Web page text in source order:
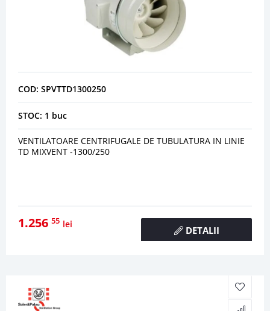
COD: SPVTTD1300250
STOC: 1 buc
VENTILATOARE CENTRIFUGALE DE TUBULATURA IN LINIE
TD MIXVENT -1300/250
1.256 55 lei
DETALII